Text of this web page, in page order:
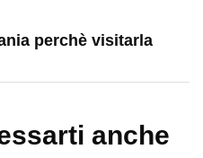
perchè visitarla
anche